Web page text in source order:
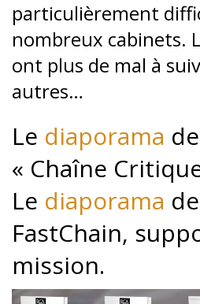
particulièrement
nombreux cabinets.
ont plus de mal à
autres…
Le diaporama
« Chaîne
Le diaporama
FastChain,
mission.